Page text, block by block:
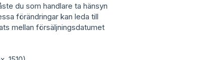
du som handlare ta hänsyn
förändringar kan leda till
mellan försäljningsdatumet